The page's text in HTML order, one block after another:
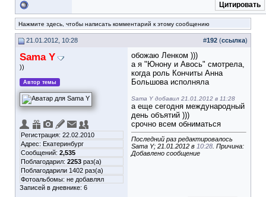
Цитировать
Нажмите здесь, чтобы написать комментарий к этому сообщению
21.01.2012, 10:28 #192 (ссылка)
Sama Y
))
Автор темы
Регистрация: 22.02.2010
Адрес: Екатеринбург
Сообщений: 2,535
Поблагодарил: 2253 раз(а)
Поблагодарили 1402 раз(а)
Фотоальбомы: не добавлял
Записей в дневнике: 6
обожаю Ленком )))
а я "Юнону и Авось" смотрела,
когда роль Кончиты Анна
Большова исполняла
Sama Y добавил 21.01.2012 в 11:28
а еще сегодня международный
день объятий )))
срочно всем обниматься
Последний раз редактировалось
Sama Y; 21.01.2012 в 10:28 . Причина:
Добавлено сообщение